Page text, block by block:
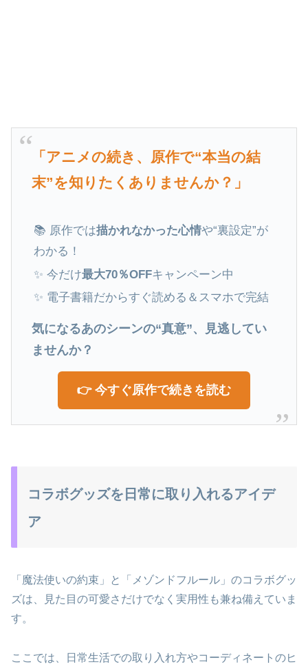
「アニメの続き、原作で“本当の結
末”を知りたくありませんか？」
📚 原作では描かれなかった心情や“裏設定”が
わかる！
✨ 今だけ最大70％OFFキャンペーン中
✨ 電子書籍だからすぐ読める＆スマホで完結
気になるあのシーンの“真意”、見逃してい
ませんか？
👉 今すぐ原作で続きを読む
コラボグッズを日常に取り入れるアイデ
ア
「魔法使いの約束」と「メゾンドフルール」のコラボグッ
ズは、見た目の可愛さだけでなく実用性も兼ね備えていま
す。
ここでは、日常生活での取り入れ方やコーディネートのヒ